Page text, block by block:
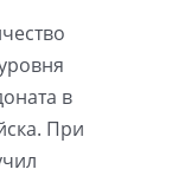
в
При